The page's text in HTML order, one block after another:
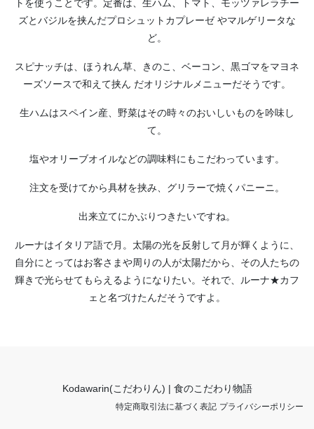
トを使うことです。定番は、生ハム、トマト、モッツァレラチー
ズとバジルを挟んだプロシュットカプレーゼ やマルゲリータな
ど。
スピナッチは、ほうれん草、きのこ、ベーコン、黒ゴマをマヨネ
ーズソースで和えて挟ん だオリジナルメニューだそうです。
生ハムはスペイン産、野菜はその時々のおいしいものを吟味し
て。
塩やオリーブオイルなどの調味料にもこだわっています。
注文を受けてから具材を挟み、グリラーで焼くパニーニ。
出来立てにかぶりつきたいですね。
ルーナはイタリア語で月。太陽の光を反射して月が輝くように、
自分にとってはお客さまや周りの人が太陽だから、その人たちの
輝きで光らせてもらえるようになりたい。それで、ルーナ★カフ
ェと名づけたんだそうですよ。
Kodawarin(こだわりん) | 食のこだわり物語
特定商取引法に基づく表記 プライバシーポリシー